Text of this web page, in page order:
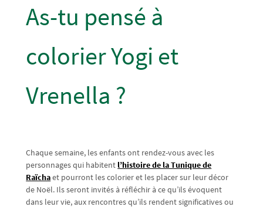
As-tu pensé à
colorier Yogi et
Vrenella ?
Chaque semaine, les enfants ont rendez-vous avec les
personnages qui habitentl’histoire de la Tunique de
Raïchaet pourront les colorier et les placer sur leur décor
de Noël. Ils seront invités à réfléchir à ce qu’ils évoquent
dans leur vie, aux rencontres qu’ils rendent significatives ou